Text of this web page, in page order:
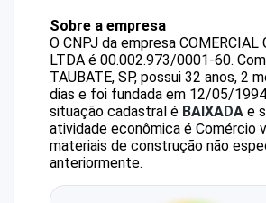
Sobre a empresa
O CNPJ da empresa COMERCIAL
LTDA é 00.002.973/0001-60.
TAUBATE, SP, possui 32 anos, 2
dias e foi fundada em 12/05/
situação cadastral é BAIXADA e
atividade econômica é Comércio
materiais de construção não
anteriormente.